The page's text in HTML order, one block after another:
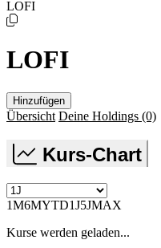
LOFI
LOFI
Hinzufügen
Übersicht Deine Holdings (0)
Kurs-Chart
1M6MYTD1J5JMAX
Kurse werden geladen...